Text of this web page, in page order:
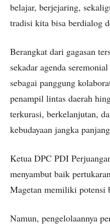
belajar, berjejaring,
tradisi kita bisa berdialog
Berangkat dari gagasan
sekadar agenda
sebagai panggung
penampil lintas daerah
terkurasi, berkelanjutan,
kebudayaan jangka
Ketua DPC PDI
menyambut baik
Magetan memiliki potensi
Namun, pengelolaannya